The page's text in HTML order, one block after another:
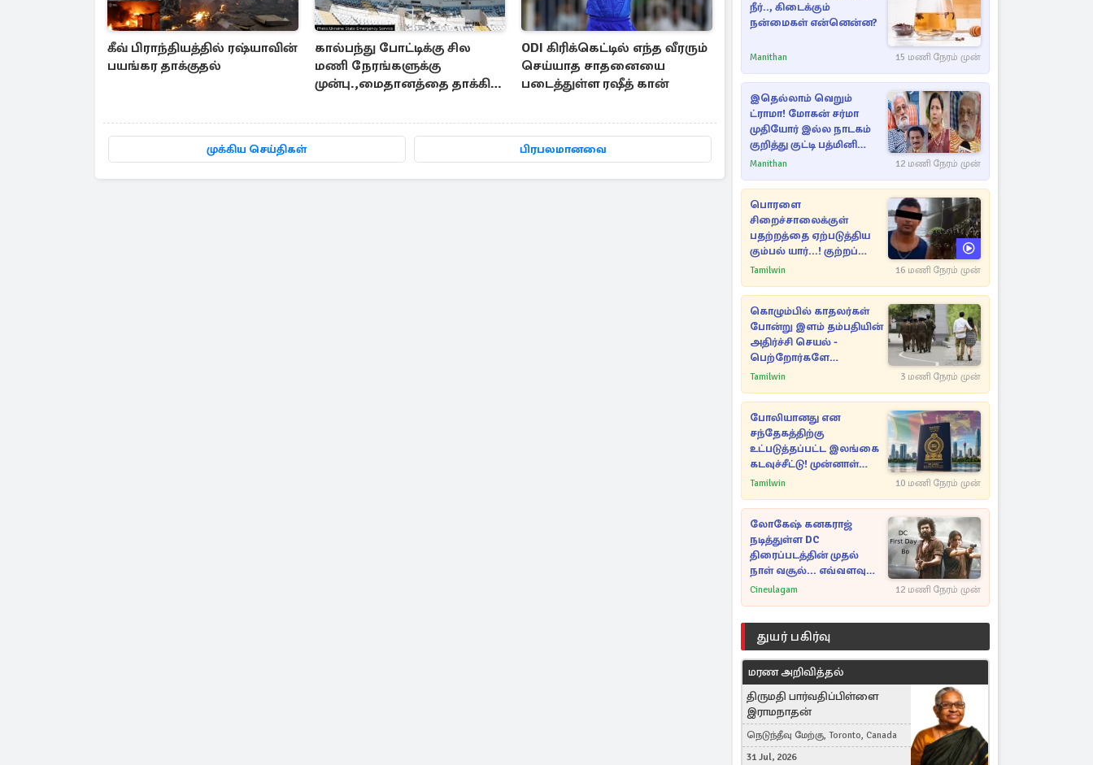
கீவ் பிராந்தியத்தில் ரஷ்யாவின்
பயங்கர தாக்குதல்
கால்பந்து போட்டிக்கு சில
மணி நேரங்களுக்கு
முன்பு.,மைதானத்தை தாக்கிய
ODI கிரிக்கெட்டில் எந்த வீரரும்
செய்யாத சாதனையை
படைத்துள்ள ரஷீத் கான்
முக்கிய செய்திகள் பிரபலமானவை
நீர்.., கிடைக்கும்
நன்மைகள் என்னென்ன?
Manithan 15 மணி நேரம் முன்
இதெல்லாம் வெறும்
ட்ராமா! மோகன் சர்மா
முதியோர் இல்ல நாடகம்
குறித்து குட்டி பத்மினி
பரபரப்பு பேட்டி
Manithan 12 மணி நேரம் முன்
பொரளை
சிறைச்சாலைக்குள்
பதற்றத்தை ஏற்படுத்திய
கும்பல் யார்...! குற்றப்
பின்னணி தொடர்பில்
Tamilwin 16 மணி நேரம் முன்
கொழும்பில் காதலர்கள்
போன்று இளம் தம்பதியின்
அதிர்ச்சி செயல் -
பெற்றோர்களே
எச்சரிக்கை
Tamilwin 3 மணி நேரம் முன்
போலியானது என
சந்தேகத்திற்கு
உட்படுத்தப்பட்ட இலங்கை
கடவுச்சீட்டு! முன்னாள்
எம்.பிக்கு
சிக்கல்
Tamilwin 10 மணி நேரம் முன்
லோகேஷ் கனகராஜ்
நடித்துள்ள DC
திரைப்படத்தின் முதல்
நாள் வசூல்... எவ்வளவு
தெரியுமா?
Cineulagam 12 மணி நேரம் முன்
துயர் பகிர்வு
மரண அறிவித்தல்
திருமதி பார்வதிப்பிள்ளை
இராமநாதன்
நெடுந்தீவு மேற்கு, Toronto, Canada
31 Jul, 2026